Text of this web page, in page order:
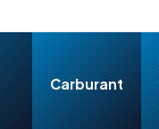
Carburant